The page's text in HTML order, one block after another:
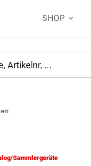
SHOP
Sammlergeräte